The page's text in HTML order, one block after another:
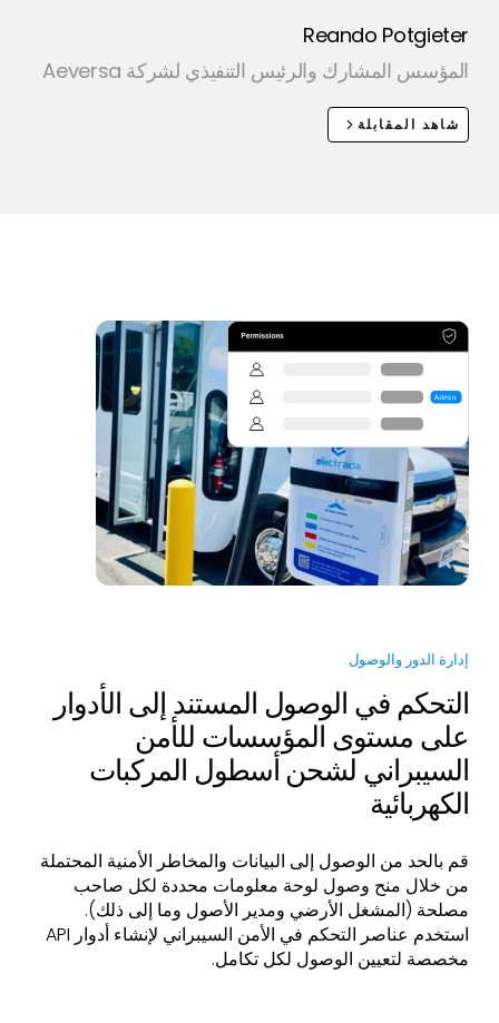
Reando Potgieter
المؤسس المشارك والرئيس التنفيذي لشركة Aeversa
شاهد المقابلة
إدارة الدور والوصول
التحكم في الوصول المستند إلى الأدوار
على مستوى المؤسسات للأمن
السيبراني لشحن أسطول المركبات
الكهربائية
قم بالحد من الوصول إلى البيانات والمخاطر الأمنية المحتملة
من خلال منح وصول لوحة معلومات محددة لكل صاحب
مصلحة (المشغل الأرضي ومدير الأصول وما إلى ذلك).
استخدم عناصر التحكم في الأمن السيبراني لإنشاء أدوار API
مخصصة لتعيين الوصول لكل تكامل.